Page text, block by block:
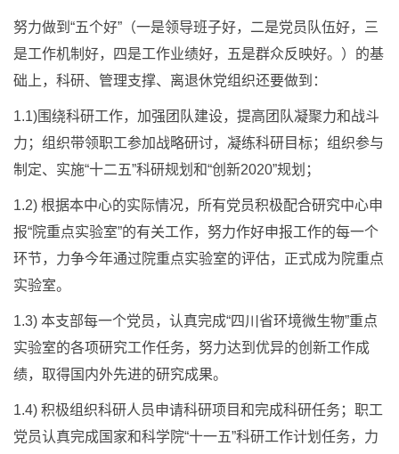
努力做到“五个好”（一是领导班子好，二是党员队伍好，三
是工作机制好，四是工作业绩好，五是群众反映好。）的基
础上，科研、管理支撑、离退休党组织还要做到：
1.1)围绕科研工作，加强团队建设，提高团队凝聚力和战斗
力；组织带领职工参加战略研讨，凝练科研目标；组织参与
制定、实施“十二五”科研规划和“创新2020”规划；
1.2) 根据本中心的实际情况，所有党员积极配合研究中心申
报“院重点实验室”的有关工作，努力作好申报工作的每一个
环节，力争今年通过院重点实验室的评估，正式成为院重点
实验室。
1.3) 本支部每一个党员，认真完成“四川省环境微生物”重点
实验室的各项研究工作任务，努力达到优异的创新工作成
绩，取得国内外先进的研究成果。
1.4) 积极组织科研人员申请科研项目和完成科研任务；职工
党员认真完成国家和科学院“十一五”科研工作计划任务，力